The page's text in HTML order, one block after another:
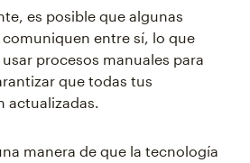
es posible que algunas
entre sí, lo que
procesos manuales para
que todas tus
actualizadas.
manera de que la tecnología